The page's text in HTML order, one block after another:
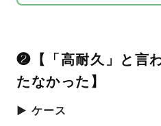
❷【「高耐久」と言
たなかった】
▶ ケース